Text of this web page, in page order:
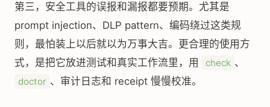
第三，安全工具的误报和漏报都要预期。尤其是
prompt injection、DLP pattern、编码绕过这类规
则，最怕装上以后就以为万事大吉。更合理的使用方
式，是把它放进测试和真实工作流里，用
check 、
doctor 、审计日志和 receipt 慢慢校准。